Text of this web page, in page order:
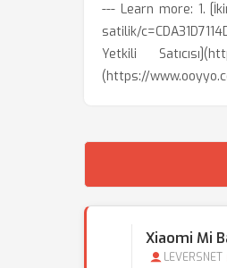
--- Learn more: 1.
satilik/
Yetkili
(https://
Xiaomi Mi
LEVERSNET